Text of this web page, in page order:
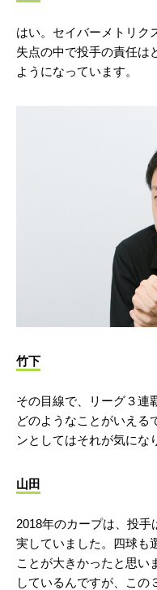
はい。セイバーメトリク
失点の中で投手の責任は
ようになっています。
竹下
その目線で、リーグ３連
どのようなことがいえる
ンとしてはそれが気にな
山田
2018年のカープは、投
実していました。四球も
ことが大きかったと思い
しているんですが、この